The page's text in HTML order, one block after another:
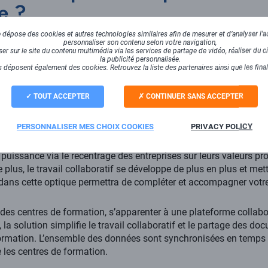
?
complexifient et les outils informatiques se multiplient.
réduire les délais des différentes phases de
mais aussi réaliser des économies.
nombreuses fonctionnalités, les plateformes
tous les secteurs d’activités comme l’éducation, l’industrie
en place ce genre d’outil collaboratif car le contexte actuel est
via le recentrage des entreprises sur leurs valeurs
plus, le travail collaboratif se développe de plus en plus et
cette optique permettra de compléter et accompagner
centres de formation, s’apparenter à une plateforme
la solution simplifie le travail collaboratif et le partage des
L’ensemble des données sont synchronisées en
centres de formation.
dépose des cookies et autres technologies similaires afin de mesurer et d’analyser
personnaliser son contenu selon votre navigation,
sur le site du contenu multimédia via les services de partage de vidéo, réaliser du
la publicité personnalisée.
déposent également des cookies. Retrouvez la liste des partenaires ainsi que les
TOUT ACCEPTER CONTINUER SANS ACCEPTER
PERSONNALISER MES CHOIX COOKIES PRIVACY POLICY